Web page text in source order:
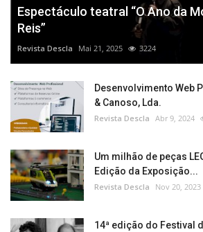
Espectáculo teatral “O Ano da
Reis”
Revista Descla Mai 21, 2025 3224
Desenvolvimento Web
& Canoso, Lda.
Revista Descla Abr 9, 2024
Um milhão de peças
Edição da Exposição...
Revista Descla Nov 20, 2023
14ª edição do Festival